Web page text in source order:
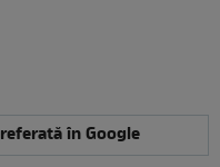
în Google